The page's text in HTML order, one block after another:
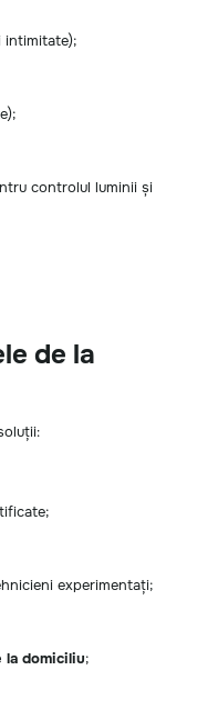
controlul luminii și
de la
experimentați;
la domiciliu;